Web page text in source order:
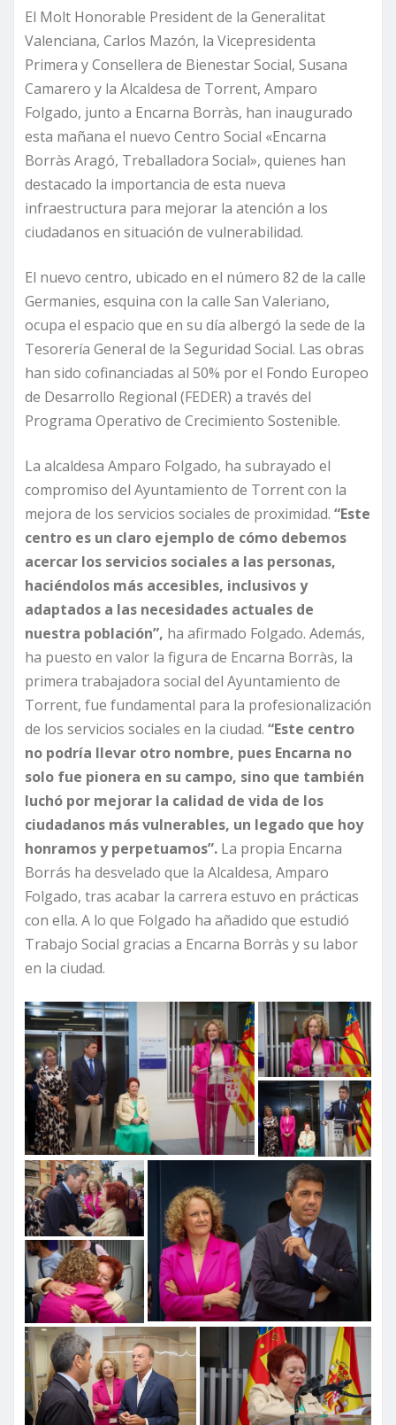
El Molt Honorable President de la Generalitat
Valenciana, Carlos Mazón, la Vicepresidenta
Primera y Consellera de Bienestar Social, Susana
Camarero y la Alcaldesa de Torrent, Amparo
Folgado, junto a Encarna Borràs, han inaugurado
esta mañana el nuevo Centro Social «Encarna
Borràs Aragó, Treballadora Social», quienes han
destacado la importancia de esta nueva
infraestructura para mejorar la atención a los
ciudadanos en situación de vulnerabilidad.
El nuevo centro, ubicado en el número 82 de la calle
Germanies, esquina con la calle San Valeriano,
ocupa el espacio que en su día albergó la sede de la
Tesorería General de la Seguridad Social. Las obras
han sido cofinanciadas al 50% por el Fondo Europeo
de Desarrollo Regional (FEDER) a través del
Programa Operativo de Crecimiento Sostenible.
La alcaldesa Amparo Folgado, ha subrayado el
compromiso del Ayuntamiento de Torrent con la
mejora de los servicios sociales de proximidad. “Este
centro es un claro ejemplo de cómo debemos
acercar los servicios sociales a las personas,
haciéndolos más accesibles, inclusivos y
adaptados a las necesidades actuales de
nuestra población”, ha afirmado Folgado. Además,
ha puesto en valor la figura de Encarna Borràs, la
primera trabajadora social del Ayuntamiento de
Torrent, fue fundamental para la profesionalización
de los servicios sociales en la ciudad. “Este centro
no podría llevar otro nombre, pues Encarna no
solo fue pionera en su campo, sino que también
luchó por mejorar la calidad de vida de los
ciudadanos más vulnerables, un legado que hoy
honramos y perpetuamos”. La propia Encarna
Borrás ha desvelado que la Alcaldesa, Amparo
Folgado, tras acabar la carrera estuvo en prácticas
con ella. A lo que Folgado ha añadido que estudió
Trabajo Social gracias a Encarna Borràs y su labor
en la ciudad.